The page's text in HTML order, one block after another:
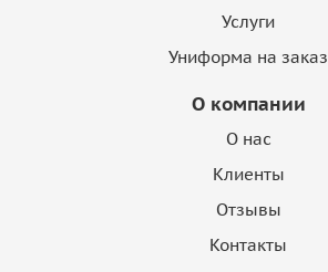
Услуги
Униформа на заказ
О компании
О нас
Клиенты
Отзывы
Контакты